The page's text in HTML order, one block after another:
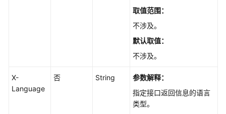
理
取值范围：
不涉及。
默认取值：
不涉及。
X-
Language
否 String
参数解释：
指定接口返回信息的语言
类型。